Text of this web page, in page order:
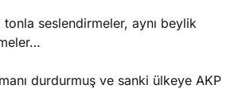
tonla seslendirmeler, aynı beylik
durdurmuş ve sanki ülkeye AKP